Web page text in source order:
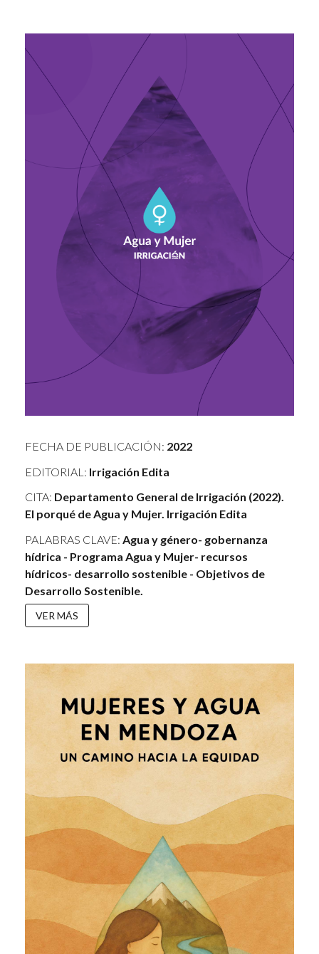
FECHA DE PUBLICACIÓN: 2022
EDITORIAL: Irrigación Edita
CITA: Departamento General de Irrigación (2022).
El porqué de Agua y Mujer. Irrigación Edita
PALABRAS CLAVE: Agua y género- gobernanza
hídrica - Programa Agua y Mujer- recursos
hídricos- desarrollo sostenible - Objetivos de
Desarrollo Sostenible.
VER MÁS